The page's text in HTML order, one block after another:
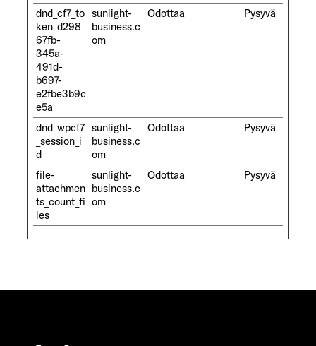
dnd_cf7_to
ken_d298
67fb-
345a-
491d-
b697-
e2fbe3b9c
e5a
sunlight-
business.c
om
Odottaa Pysyvä
dnd_wpcf7
_session_i
d
sunlight-
business.c
om
Odottaa Pysyvä
file-
attachmen
ts_count_fi
les
sunlight-
business.c
om
Odottaa Pysyvä